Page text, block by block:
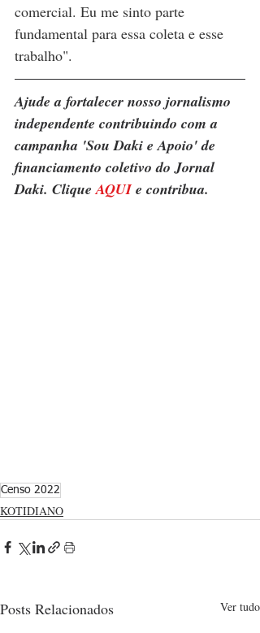
comercial. Eu me sinto parte
fundamental para essa coleta e esse
trabalho".
Ajude a fortalecer nosso jornalismo
independente contribuindo com a
campanha 'Sou Daki e Apoio' de
financiamento coletivo do Jornal
Daki. Clique AQUI e contribua.
Censo 2022
KOTIDIANO
Posts Relacionados Ver tudo